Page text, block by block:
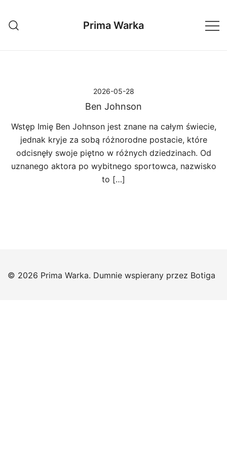
treści
Prima Warka
2026-05-28
Ben Johnson
Wstęp Imię Ben Johnson jest znane na całym świecie,
jednak kryje za sobą różnorodne postacie, które
odcisnęły swoje piętno w różnych dziedzinach. Od
uznanego aktora po wybitnego sportowca, nazwisko
to […]
© 2026 Prima Warka. Dumnie wspierany przez Botiga